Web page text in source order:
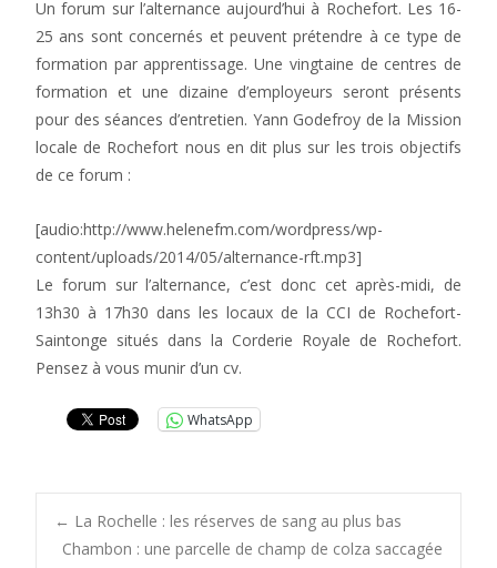
Un forum sur l’alternance aujourd’hui à Rochefort. Les 16-
25 ans sont concernés et peuvent prétendre à ce type de
formation par apprentissage. Une vingtaine de centres de
formation et une dizaine d’employeurs seront présents
pour des séances d’entretien. Yann Godefroy de la Mission
locale de Rochefort nous en dit plus sur les trois objectifs
de ce forum :
[audio:http://www.helenefm.com/wordpress/wp-
content/uploads/2014/05/alternance-rft.mp3]
Le forum sur l’alternance, c’est donc cet après-midi, de
13h30 à 17h30 dans les locaux de la CCI de Rochefort-
Saintonge situés dans la Corderie Royale de Rochefort.
Pensez à vous munir d’un cv.
WhatsApp
Post
← La Rochelle : les réserves de sang au plus bas
Chambon : une parcelle de champ de colza saccagée